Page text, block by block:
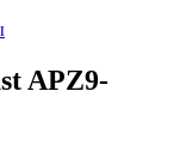
APZ9-